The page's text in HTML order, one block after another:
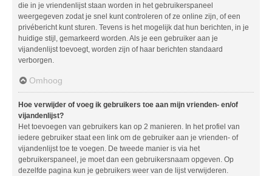
die in je vriendenlijst staan worden in het gebruikerspaneel
weergegeven zodat je snel kunt controleren of ze online zijn, of een
privébericht kunt sturen. Tevens is het mogelijk dat hun berichten, in je
huidige stijl, gemarkeerd worden. Als je een gebruiker aan je
vijandenlijst toevoegt, worden zijn of haar berichten standaard
verborgen.
Omhoog
Hoe verwijder of voeg ik gebruikers toe aan mijn vrienden- en/of
vijandenlijst?
Het toevoegen van gebruikers kan op 2 manieren. In het profiel van
iedere gebruiker staat een link om de gebruiker aan je vrienden- of
vijandenlijst toe te voegen. De tweede manier is via het
gebruikerspaneel, je moet dan een gebruikersnaam opgeven. Op
dezelfde pagina kun je gebruikers weer van de lijst verwijderen.